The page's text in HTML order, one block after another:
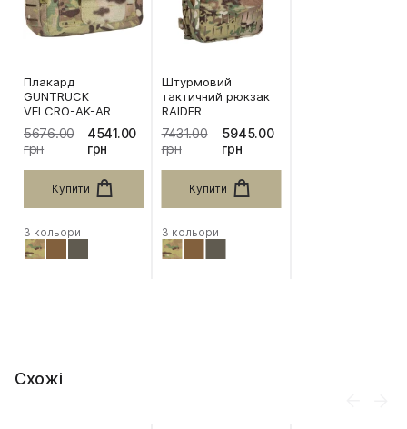
Плакард
GUNTRUCK
VELCRO-AK-AR
5676.00
грн
4541.00
грн
Купити
3 кольори
Штурмовий
тактичний рюкзак
RAIDER
7431.00
грн
5945.00
грн
Купити
3 кольори
Схожі